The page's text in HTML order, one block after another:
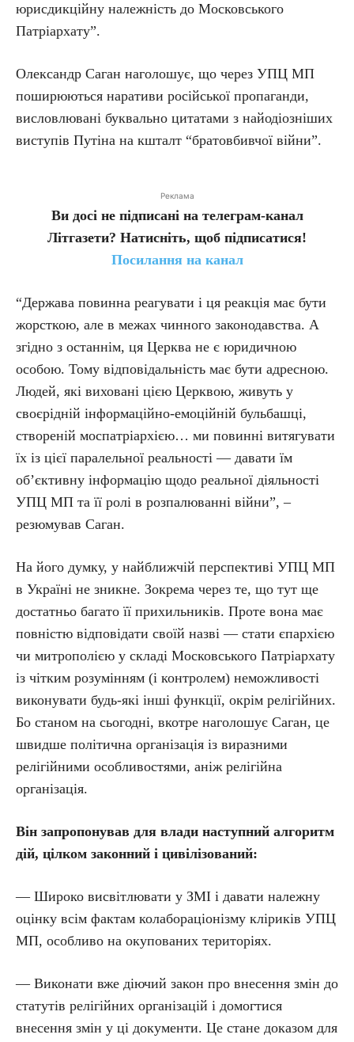
юрисдикційну належність до Московського
Патріархату”.
Олександр Саган наголошує, що через УПЦ МП
поширюються наративи російської пропаганди,
висловлювані буквально цитатами з найодіозніших
виступів Путіна на кшталт “братовбивчої війни”.
Реклама
Ви досі не підписані на телеграм-канал
Літгазети? Натисніть, щоб підписатися!
Посилання на канал
“Держава повинна реагувати і ця реакція має бути
жорсткою, але в межах чинного законодавства. А
згідно з останнім, ця Церква не є юридичною
особою. Тому відповідальність має бути адресною.
Людей, які виховані цією Церквою, живуть у
своєрідній інформаційно-емоційній бульбашці,
створеній моспатріархією… ми повинні витягувати
їх із цієї паралельної реальності — давати їм
об’єктивну інформацію щодо реальної діяльності
УПЦ МП та її ролі в розпалюванні війни”, –
резюмував Саган.
На його думку, у найближчій перспективі УПЦ МП
в Україні не зникне. Зокрема через те, що тут ще
достатньо багато її прихильників. Проте вона має
повністю відповідати своїй назві — стати єпархією
чи митрополією у складі Московського Патріархату
із чітким розумінням (і контролем) неможливості
виконувати будь-які інші функції, окрім релігійних.
Бо станом на сьогодні, вкотре наголошує Саган, це
швидше політична організація із виразними
релігійними особливостями, аніж релігійна
організація.
Він запропонував для влади наступний алгоритм
дій, цілком законний і цивілізований:
— Широко висвітлювати у ЗМІ і давати належну
оцінку всім фактам колабораціонізму кліриків УПЦ
МП, особливо на окупованих територіях.
— Виконати вже діючий закон про внесення змін до
статутів релігійних організацій і домогтися
внесення змін у ці документи. Це стане доказом для